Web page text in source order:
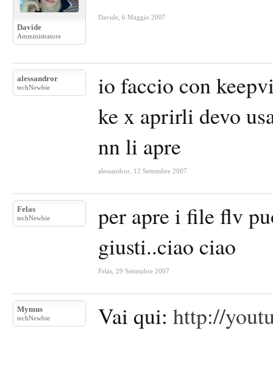
Davide
Amministratore
Davide 6 Maggio 2007
alessandror
techNewbie
io faccio con
ke x aprirli devo
nn li apre
alessandror 12 Settembre 2007
Felas
techNewbie
per apre i file flv
giusti..ciao ciao
Felas 29 Settembre 2007
Mymus
techNewbie Vai qui: http://